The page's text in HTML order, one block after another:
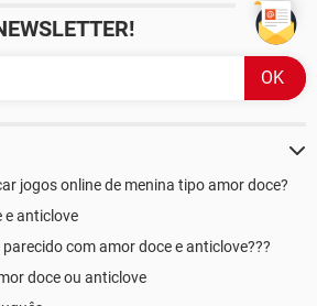
jogos online de menina tipo amor doce?
e anticlove
com amor doce e anticlove???
doce ou anticlove